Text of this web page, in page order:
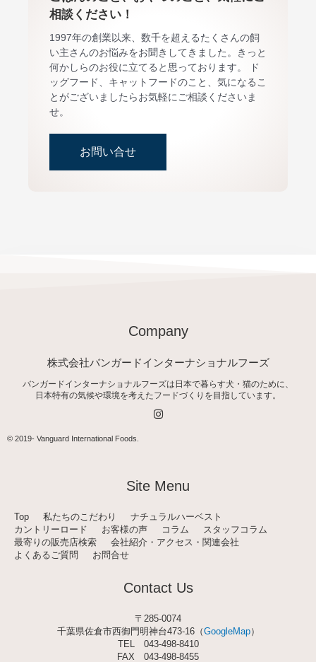
相談ください！
1997年の創業以来、数千を超えるたくさんの飼
い主さんのお悩みをお聞きしてきました。きっと
何かしらのお役に立てると思っております。 ド
ッグフード、キャットフードのこと、気になるこ
とがございましたらお気軽にご相談くださいま
せ。
お問い合せ
Company
株式会社バンガードインターナショナルフーズ
バンガードインターナショナルフーズは日本で暮らす犬・猫のために、
日本特有の気候や環境を考えたフードづくりを目指しています。
I
n
a
m
© 2019- Vanguard International Foods
Site Menu
Top 私たちのこだわり
ナチュラルハーベスト
カントリーロード
お客様の声 コラム
スタッフコラム
最寄りの販売店検索
会社紹介・アクセス・関連会社
よくあるご質問
お問合せ
Contact Us
〒285-0074
千葉県佐倉市西御門明神台473-16（GoogleMap）
TEL 043-498-8410
FAX 043-498-8455